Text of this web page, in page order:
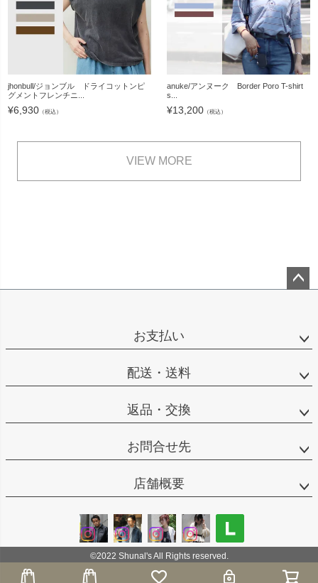
jhonbull/ジョンブル ドライコットンピ
グメントフレンチニ...
¥6,930 （税込）
anuke/アンヌーク Border Poro T-shirt
s...
¥13,200 （税込）
VIEW MORE
お支払い
配送・送料
返品・交換
お問合せ先
店舗概要
©2022 Shunal's All Rights reserved.